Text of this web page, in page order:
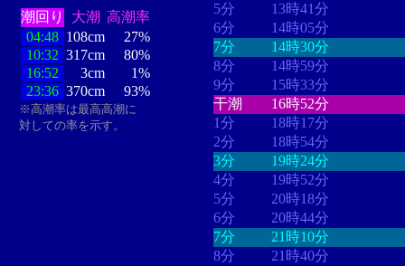
潮回り 大潮 高潮率
04:48 108cm
27%
10:32 317cm
80%
16:52
3cm
1%
23:36 370cm 93%
※高潮率は最高高潮に
対しての率を示す。
5分
13時41分
6分
14時05分
7分
14時30分
8分
14時59分
9分
15時33分
干潮
16時52分
1分
18時17分
2分
18時54分
3分
19時24分
4分
19時52分
5分
20時18分
6分
20時44分
7分
21時10分
8分
21時40分